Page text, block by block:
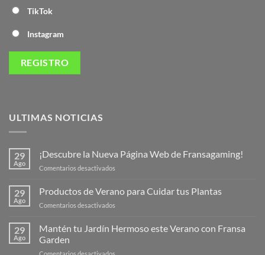
TikTok
Instagram
ULTIMAS NOTICIAS
29
Ago
¡Descubre la Nueva Página Web de Fransagaming!
Comentarios desactivados
Nueva
de
29
Ago
Productos de Verano para Cuidar tus Plantas
Comentarios desactivados
de
Verano
29
Ago
Mantén tu Jardín Hermoso este Verano con Fransa
Garden
Comentarios desactivados